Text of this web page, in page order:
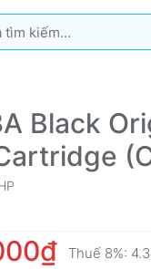
Kết quả sẽ tự
Black
Thuế 8%: